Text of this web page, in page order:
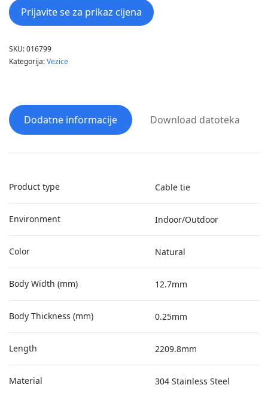
Prijavite se za prikaz cijena
SKU:016799
Kategorija:Vezice
Dodatne informacije Download datoteka
Product type Cable tie
Environment Indoor/Outdoor
Color Natural
Body Width (mm) 12.7mm
Body Thickness (mm) 0.25mm
Length 2209.8mm
Material 304 Stainless Steel